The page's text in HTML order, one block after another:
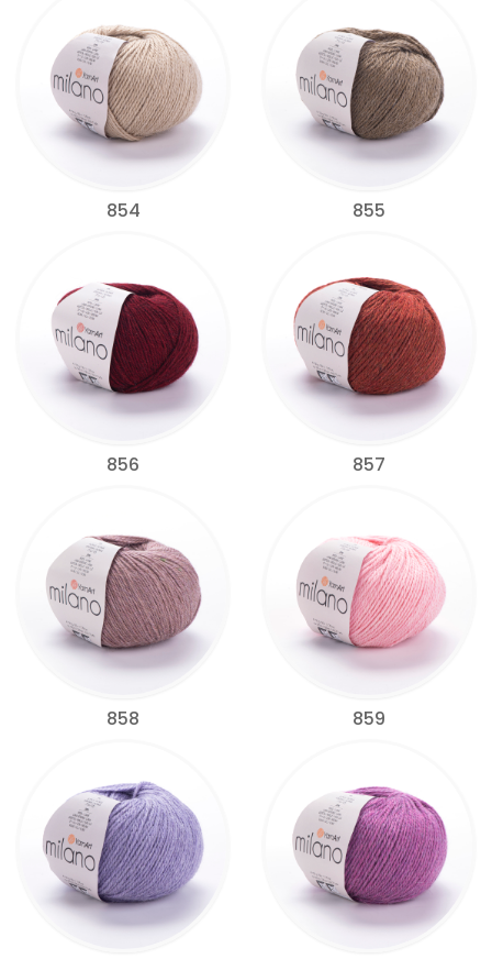
854 855
856 857
858 859